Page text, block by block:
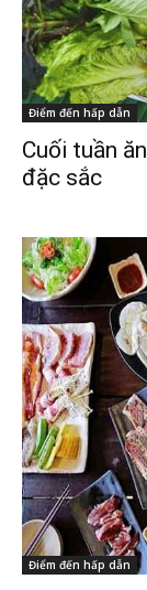
Điểm đến hấp dẫn
Cuối tuần
đặc sắc
Điểm đến hấp dẫn